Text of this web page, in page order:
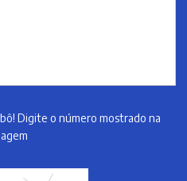
Digite o número mostrado na